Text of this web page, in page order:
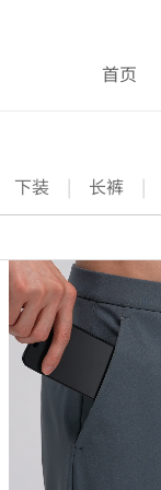
首页
下装 | 长裤 |